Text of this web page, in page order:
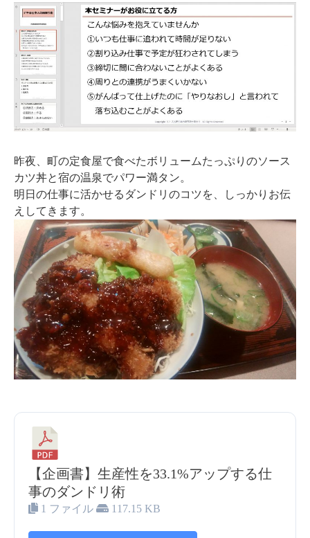
昨夜、町の定食屋で食べたボリュームたっぷりのソース
カツ丼と宿の温泉でパワー満タン。
明日の仕事に活かせるダンドリのコツを、しっかりお伝
えしてきます。
【企画書】生産性を33.1%アップする仕
事のダンドリ術
1 ファイル 117.15 KB